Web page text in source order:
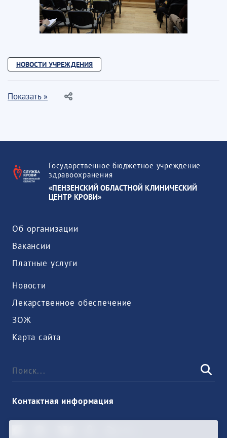
НОВОСТИ УЧРЕЖДЕНИЯ
Показать »
Государственное бюджетное учреждение
здравоохранения
«ПЕНЗЕНСКИЙ ОБЛАСТНОЙ КЛИНИЧЕСКИЙ
ЦЕНТР КРОВИ»
Об организации
Вакансии
Платные услуги
Новости
Лекарственное обеспечение
ЗОЖ
Карта сайта
Контактная информация